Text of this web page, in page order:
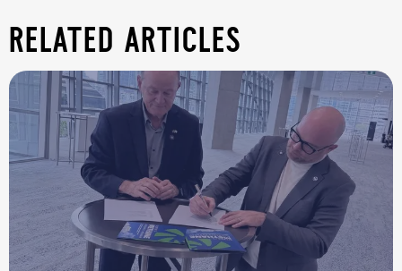
related articles